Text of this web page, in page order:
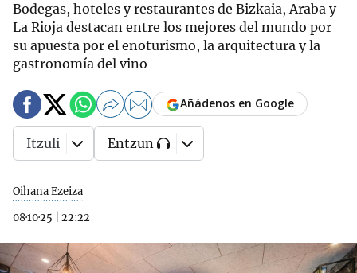
Bodegas, hoteles y restaurantes de Bizkaia, Araba y
La Rioja destacan entre los mejores del mundo por
su apuesta por el enoturismo, la arquitectura y la
gastronomía del vino
Oihana Ezeiza
08·10·25
22:22
Añádenos en Google
Itzuli Entzun